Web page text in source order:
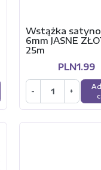
Wstążka
6mm JASNE
25m
PLN1.99
- +